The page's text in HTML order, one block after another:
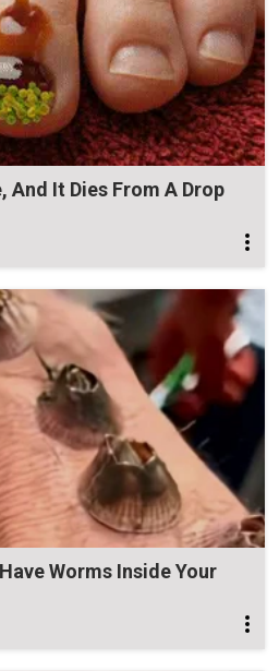
And It Dies From A Drop
Worms Inside Your